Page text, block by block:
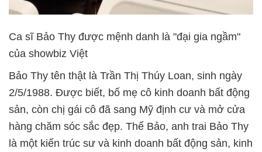
Ca sĩ Bảo Thy được mệnh danh là "đại gia ngầm"
của showbiz Việt
Bảo Thy tên thật là Trần Thị Thúy Loan, sinh ngày
2/5/1988. Được biết, bố mẹ cô kinh doanh bất động
sản, còn chị gái cô đã sang Mỹ định cư và mở cửa
hàng chăm sóc sắc đẹp. Thế Bảo, anh trai Bảo Thy
là một kiến trúc sư và kinh doanh bất động sản, kinh